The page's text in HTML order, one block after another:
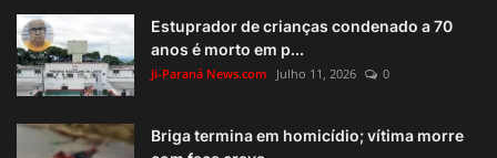
Estuprador de crianças condenado a 70
anos é morto em p...
Ji-Paraná News.com Julho 11, 2026 0
Briga termina em homicídio; vítima morre